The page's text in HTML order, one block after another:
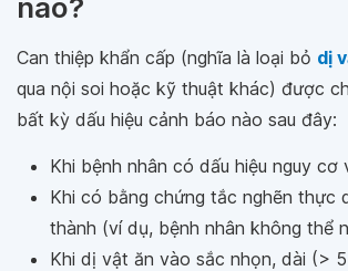
nào?
Can thiệp khẩn cấp (nghĩa là loại bỏ dị
qua nội soi hoặc kỹ thuật khác) được
bất kỳ dấu hiệu cảnh báo nào sau đây:
Khi bệnh nhân có dấu hiệu nguy
Khi có bằng chứng tắc nghẽn thực
thành (ví dụ, bệnh nhân không thể
Khi dị vật ăn vào sắc nhọn, dài (>